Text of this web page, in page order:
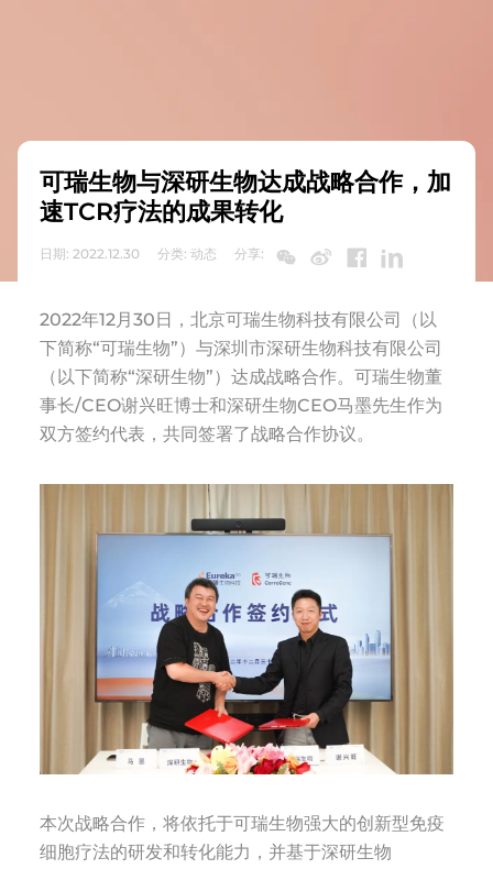
可瑞生物与深研生物达成战略合作，加
速TCR疗法的成果转化
日期: 2022.12.30 分类: 动态 分享:
2022年12月30日，北京可瑞生物科技有限公司（以
下简称“可瑞生物”）与深圳市深研生物科技有限公司
（以下简称“深研生物”）达成战略合作。可瑞生物董
事长/CEO谢兴旺博士和深研生物CEO马墨先生作为
双方签约代表，共同签署了战略合作协议。
本次战略合作，将依托于可瑞生物强大的创新型免疫
细胞疗法的研发和转化能力，并基于深研生物